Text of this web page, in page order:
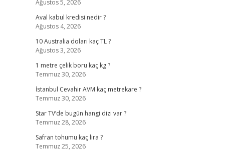
Ağustos 5, 2026
Aval kabul kredisi nedir ?
Ağustos 4, 2026
10 Australia doları kaç TL ?
Ağustos 3, 2026
1 metre çelik boru kaç kg ?
Temmuz 30, 2026
İstanbul Cevahir AVM kaç metrekare ?
Temmuz 30, 2026
Star TV’de bugün hangi dizi var ?
Temmuz 28, 2026
Safran tohumu kaç lira ?
Temmuz 25, 2026